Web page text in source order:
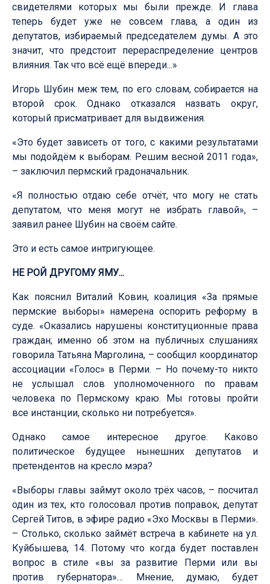
свидетелями которых мы были прежде. И глава
теперь будет уже не совсем глава, а один из
депутатов, избираемый председателем думы. А это
значит, что предстоит перераспределение центров
влияния. Так что всё ещё впереди...»
Игорь Шубин меж тем, по его словам, собирается на
второй срок. Однако отказался назвать округ,
который присматривает для выдвижения.
«Это будет зависеть от того, с какими результатами
мы подойдём к выборам. Решим весной 2011 года»,
– заключил пермский градоначальник.
«Я полностью отдаю себе отчёт, что могу не стать
депутатом, что меня могут не избрать главой», –
заявил ранее Шубин на своём сайте.
Это и есть самое интригующее.
НЕ РОЙ ДРУГОМУ ЯМУ...
Как пояснил Виталий Ковин, коалиция «За прямые
пермские выборы» намерена оспорить реформу в
суде. «Оказались нарушены конституционные права
граждан; именно об этом на публичных слушаниях
говорила Татьяна Марголина, – сообщил координатор
ассоциации «Голос» в Перми. – Но почему-то никто
не услышал слов уполномоченного по правам
человека по Пермскому краю. Мы готовы пройти
все инстанции, сколько ни потребуется».
Однако самое интересное другое. Каково
политическое будущее нынешних депутатов и
претендентов на кресло мэра?
«Выборы главы займут около трёх часов, – посчитал
один из тех, кто голосовал против поправок, депутат
Сергей Титов, в эфире радио «Эхо Москвы в Перми».
– Столько, сколько займёт встреча в кабинете на ул.
Куйбышева, 14. Потому что когда будет поставлен
вопрос в стиле «вы за развитие Перми или вы
против губернатора»… Мнение, думаю, будет